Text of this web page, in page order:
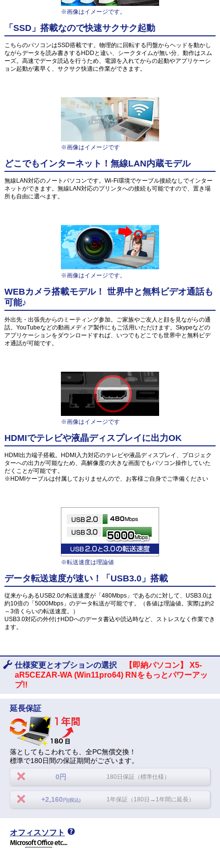
※画像はイメージです。
「SSD」搭載なので快速サクサク起動
こちらのパソコンはSSD搭載です。物理的に回転する円盤からヘッドを動かし
ながらデータを読み書きするHDDと違い、シークタイムが無い分、動作はスム
ーズ。高速でデータ読込を行うため、電源を入れてからの起動やアプリケーシ
ョン起動が素早く、サクサク快適に作業ができます。
※画像はイメージです
どこでもインターネット！無線LAN内蔵モデル
無線LAN対応のノートパソコンです。Wi-Fi環境でケーブル接続なしでインター
ネットができます。無線LAN対応のプリンタへの接続も可能ですので、置き場
所も自由に選べます。
※画像はイメージです。
WEBカメラ搭載モデル！ 世界中と無料ビデオ通話も
可能♪
外出先・出張先からのミーティング参加。ご家族やご友人と顔を見ながらの通
話。YouTubeなどの動画メディア製作にもご活用いただけます。Skypeなどの
アプリケーションをダウンロードすれば、いつでもどこでも世界中と無料ビデ
オ通話が可能です。
※画像はイメージです
HDMIでテレビや液晶ディスプレイに出力OK
HDMI出力端子搭載。HDMI入力対応のテレビや液晶ディスプレイ、プロジェク
ターへの出力が可能なため、高解像度の大きな画面でもパソコン操作していた
だくことが可能です。
※HDMIケーブルは付属しておりませんので、お客様ご自身でご準備ください
※転送速度は理論値
データ転送速度が速い！「USB3.0」搭載
従来からあるUSB2.0の転送速度が「480Mbps」であるのに対して、USB3.0は
約10倍の「5000Mbps」のデータ転送が可能です。（各値は理論値。実際は約2
～3倍くらいの転送速度。）
USB3.0対応の外付けHDDへのデータ書込や読込時など、ストレスなく作業でき
ます。
仕様変更とオプションの選択
【即納パソコン】 X5-
aR5CEZAR-WA (Win11pro64) RNをもっとパワーアッ
プ!!
延長保証
落としてもこわれても、全PC無償交換！
標準で180日間の保証期間がございます。
0円 180日保証（標準仕様）
+2,160 円(税込) 1年保証（180日→1年間に延長）
オフィスソフト